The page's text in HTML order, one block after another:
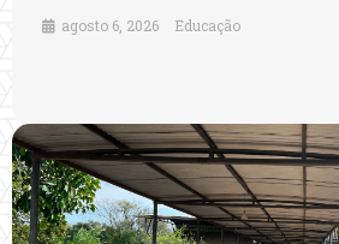
agosto 6, 2026 Educação